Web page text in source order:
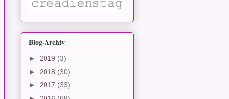
Blog-Archiv
► 2019 (3)
► 2018 (30)
► 2017 (33)